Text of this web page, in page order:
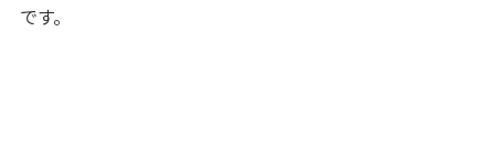
です。